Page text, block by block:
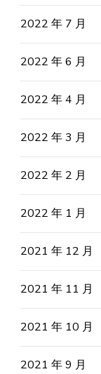
2022 年 7 月
2022 年 6 月
2022 年 4 月
2022 年 3 月
2022 年 2 月
2022 年 1 月
2021 年 12 月
2021 年 11 月
2021 年 10 月
2021 年 9 月